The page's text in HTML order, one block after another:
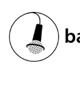
Zum
Haupt-
Inhalt
springen
e.V.